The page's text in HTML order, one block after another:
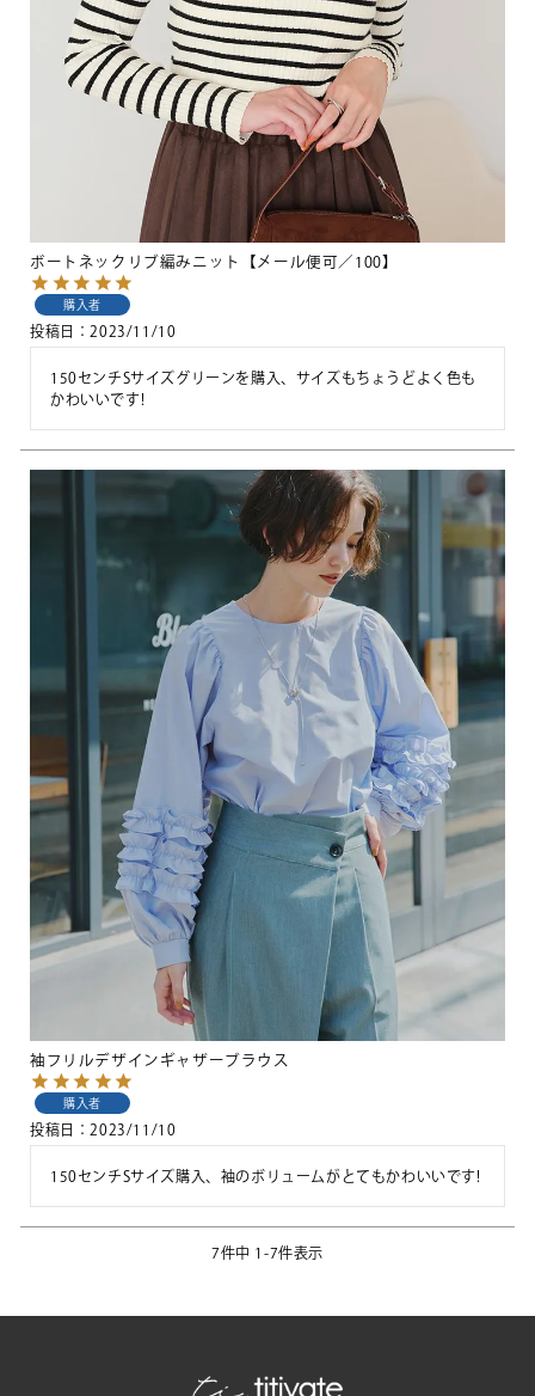
ボートネックリブ編みニット【メール便可／100】
購入者
投稿日 2023/11/10
150センチSサイズグリーンを購入、サイズもちょうどよく色も
かわいいです!
袖フリルデザインギャザーブラウス
購入者
投稿日 2023/11/10
150センチSサイズ購入、袖のボリュームがとてもかわいいです!
7件中 1 -7件表示